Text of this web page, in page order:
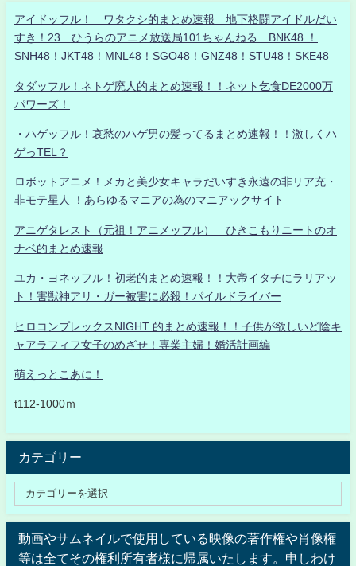
アイドッフル！ ワタクシ的まとめ速報 地下格闘アイドルだい
すき！23 ひうらのアニメ放送局101ちゃんねる BNK48 ！
SNH48！JKT48！MNL48！SGO48！GNZ48！STU48！SKE48
タダッフル！ネトゲ廃人的まとめ速報！！ネット乞食DE2000万
パワーズ！
・ハゲッフル！哀愁のハゲ男の髪ってるまとめ速報！！激しくハ
ゲっTEL？
ロボットアニメ！メカと美少女キャラだいすき永遠の非リア充・
非モテ星人 ！あらゆるマニアの為のマニアックサイト
アニゲタレスト（元祖！アニメッフル） ひきこもりニートのオ
ナベ的まとめ速報
ユカ・ヨネッフル！初老的まとめ速報！！大帝イタチにラリアッ
ト！害獣神アリ・ガー被害に必殺！パイルドライバー
ヒロコンプレックスNIGHT 的まとめ速報！！子供が欲しいど陰キ
ャアラフィフ女子のめざせ！専業主婦！婚活計画編
萌えっとこあに！
t112-1000ｍ
カテゴリー
動画やサムネイルで使用している映像の著作権や肖像権
等は全てその権利所有者様に帰属いたします。申しわけ